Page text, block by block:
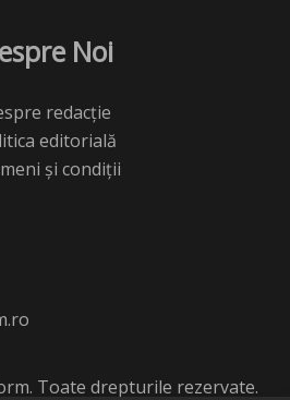
Noi
redacție
editorială
și condiții
Toate drepturile rezervate.